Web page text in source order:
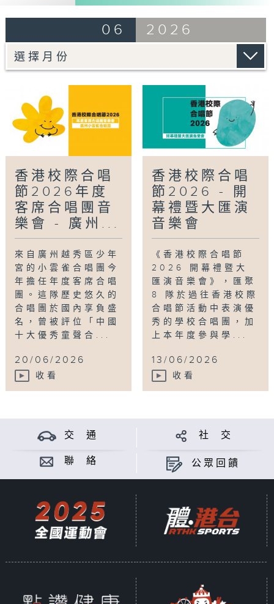
Tag: 香港校際合唱節,香港校際合唱節2026,
廣州市小雲雀合唱團 ,音樂會
06 2026
香港校際合唱
節2026年度
客席合唱團音
樂會 - 廣州...
來自廣州越秀區少年
宮的小雲雀合唱團今
年擔任年度客席合唱
團。這隊歷史悠久的
合唱團於國內享負盛
名，曾被評位「中國
十大優秀童聲合...
20/06/2026
收看
香港校際合唱
節2026 - 開
幕禮暨大匯演
音樂會
《香港校際合唱節
2026 開幕禮暨大
匯演音樂會》，匯聚
8 隊於過往香港校際
合唱節活動中表演優
秀的學校合唱團，加
上本年度參與學...
13/06/2026
收看
交 通 社 交
聯 絡 公眾回饋